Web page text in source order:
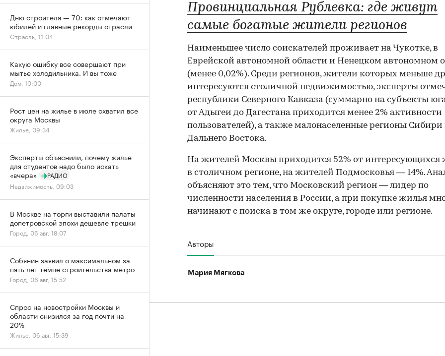
Провинциальная Рублевка: где живут
самые богатые жители регионов
Наименьшее число соискателей проживает на Чукотке, в
Еврейской автономной области и Ненецком автономном
(менее 0,02%). Среди регионов, жители которых меньше
интересуются столичной недвижимостью, эксперты
республики Северного Кавказа (суммарно на субъекты
от Адыгеи до Дагестана приходится менее 2% активности
пользователей), а также малонаселенные регионы Сибири
Дальнего Востока.
На жителей Москвы приходится 52% от интересующихся
в столичном регионе, на жителей Подмосковья — 14%.
объясняют это тем, что Московский регион — лидер по
численности населения в России, а при покупке жилья
начинают с поиска в том же округе, городе или регионе.
Авторы
Мария Мягкова
Дню строителя — 70: как отмечают
юбилей и главные рекорды отрасли
Отрасль, 11:04
Какую ошибку все совершают при
мытье холодильника. И вы тоже
Дом, 10:00
Рост цен на жилье в июле охватил все
округа Москвы
Жилье, 09:34
Эксперты объяснили, почему жилье
для студентов надо было искать
«вчера»
РАДИО
Недвижимость, 09:03
В Москве на торги выставили палаты
допетровской эпохи дешевле трешки
Город, 06 авг, 18:07
Собянин заявил о максимальном за
пять лет темпе строительства метро
Город, 06 авг, 15:52
Спрос на новостройки Москвы и
области снизился за год почти на
20%
Жилье, 06 авг, 15:39